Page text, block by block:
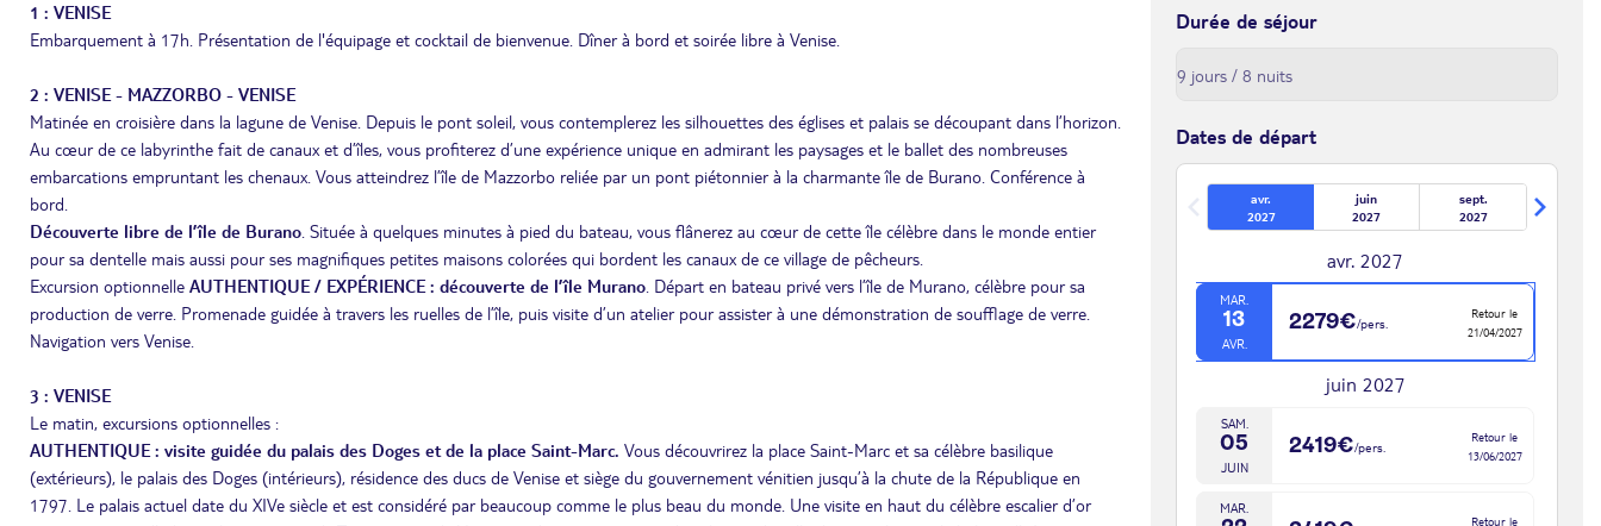
1 : VENISE
Embarquement à 17h. Présentation de l'équipage et cocktail de bienvenue. Dîner à bord et soirée libre à Venise.
2 : VENISE - MAZZORBO - VENISE
Matinée en croisière dans la lagune de Venise. Depuis le pont soleil, vous contemplerez les silhouettes des églises et palais se découpant dans l’horizon.
Au cœur de ce labyrinthe fait de canaux et d’îles, vous profiterez d’une expérience unique en admirant les paysages et le ballet des nombreuses
embarcations empruntant les chenaux. Vous atteindrez l’île de Mazzorbo reliée par un pont piétonnier à la charmante île de Burano. Conférence à
bord.
Découverte libre de l’île de Burano . Située à quelques minutes à pied du bateau, vous flânerez au cœur de cette île célèbre dans le monde entier
pour sa dentelle mais aussi pour ses magnifiques petites maisons colorées qui bordent les canaux de ce village de pêcheurs.
Excursion optionnelle AUTHENTIQUE / EXPÉRIENCE : découverte de l’île Murano . Départ en bateau privé vers l’île de Murano, célèbre pour sa
production de verre. Promenade guidée à travers les ruelles de l’île, puis visite d’un atelier pour assister à une démonstration de soufflage de verre.
Navigation vers Venise.
3 : VENISE
Le matin, excursions optionnelles :
AUTHENTIQUE : visite guidée du palais des Doges et de la place Saint-Marc. Vous découvrirez la place Saint-Marc et sa célèbre basilique
(extérieurs), le palais des Doges (intérieurs), résidence des ducs de Venise et siège du gouvernement vénitien jusqu’à la chute de la République en
1797. Le palais actuel date du XIVe siècle et est considéré par beaucoup comme le plus beau du monde. Une visite en haut du célèbre escalier d’or
Durée de séjour
Dates de départ
avr.
2027
juin
2027
sept.
2027
avr. 2027
MAR.
13
AVR.
2279€/pers.
Retour le
21/04/2027
juin 2027
SAM.
05
JUIN
2419€/pers.
Retour le
13/06/2027
MAR.
Retour le